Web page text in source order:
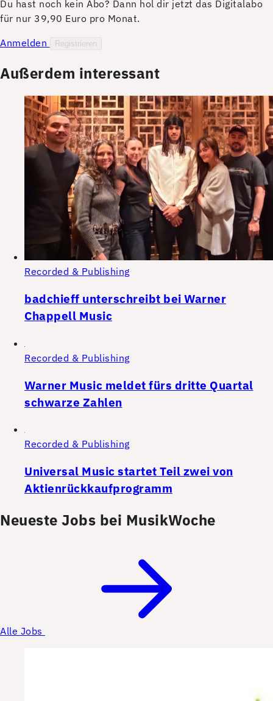
Du hast noch kein Abo? Dann hol dir jetzt das Digitalabo
für nur 39,90 Euro pro Monat.
Anmelden
Registrieren
Außerdem interessant
Recorded & Publishing
badchieff unterschreibt bei Warner
Chappell Music
Recorded & Publishing
Warner Music meldet fürs dritte Quartal
schwarze Zahlen
Recorded & Publishing
Universal Music startet Teil zwei von
Aktienrückkaufprogramm
Neueste Jobs bei MusikWoche
Alle Jobs